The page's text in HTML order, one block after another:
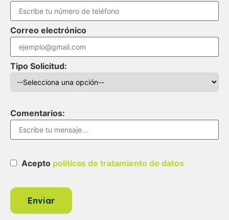
Correo electrónico
Tipo Solicitud:
Comentarios:
Acepto políticas de tratamiento de datos